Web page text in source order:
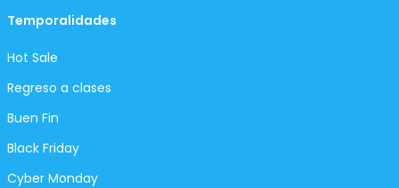
Temporalidades
Hot Sale
Regreso a clases
Buen Fin
Black Friday
Cyber Monday